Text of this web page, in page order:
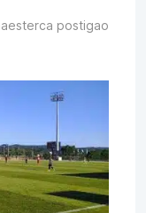
postigao